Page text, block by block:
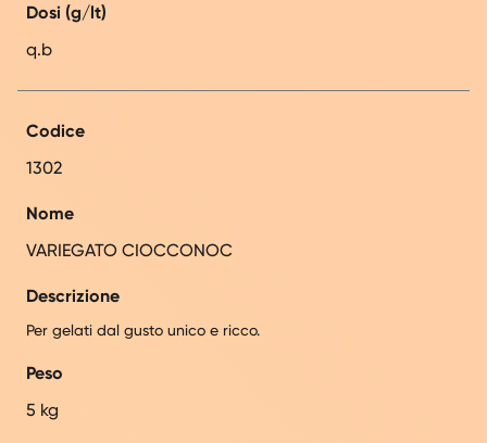
Dosi (g/lt)
q.b
Codice
1302
Nome
VARIEGATO CIOCCONOC
Descrizione
Per gelati dal gusto unico e ricco.
Peso
5 kg